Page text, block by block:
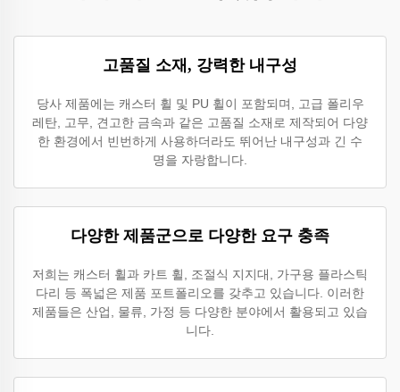
고품질 소재, 강력한 내구성
당사 제품에는 캐스터 휠 및 PU 휠이 포함되며, 고급 폴리우
레탄, 고무, 견고한 금속과 같은 고품질 소재로 제작되어 다양
한 환경에서 빈번하게 사용하더라도 뛰어난 내구성과 긴 수
명을 자랑합니다.
다양한 제품군으로 다양한 요구 충족
저희는 캐스터 휠과 카트 휠, 조절식 지지대, 가구용 플라스틱
다리 등 폭넓은 제품 포트폴리오를 갖추고 있습니다. 이러한
제품들은 산업, 물류, 가정 등 다양한 분야에서 활용되고 있습
니다.